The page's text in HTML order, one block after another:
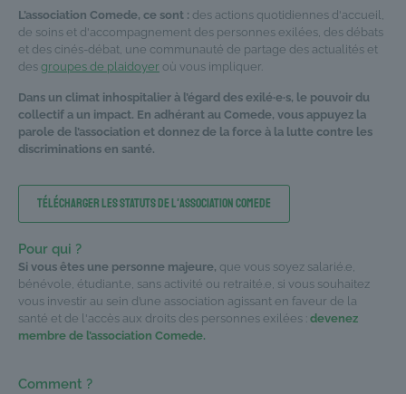
L’association Comede, ce sont : des actions quotidiennes d'accueil,
de soins et d'accompagnement des personnes exilées, des débats
et des cinés-débat, une communauté de partage des actualités et
des groupes de plaidoyer où vous impliquer.
Dans un climat inhospitalier à l’égard des exilé·e·s, le pouvoir du
collectif a un impact. En adhérant au Comede, vous appuyez la
parole de l’association et donnez de la force à la lutte contre les
discriminations en santé.
Télécharger les statuts de l'association Comede
Pour qui ?
Si vous êtes une personne majeure, que vous soyez salarié.e,
bénévole, étudiant.e, sans activité ou retraité.e, si vous souhaitez
vous investir au sein d’une association agissant en faveur de la
santé et de l'accès aux droits des personnes exilées : devenez
membre de l’association Comede.
Comment ?